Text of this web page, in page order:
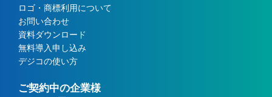
ロゴ・商標利用について
お問い合わせ
資料ダウンロード
無料導入申し込み
デジコの使い方
ご契約中の企業様